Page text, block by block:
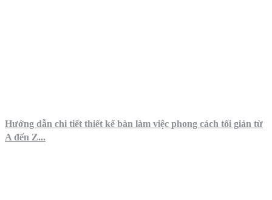
Hướng dẫn chi tiết thiết kế bàn làm việc phong cách tối giản từ
A đến Z...